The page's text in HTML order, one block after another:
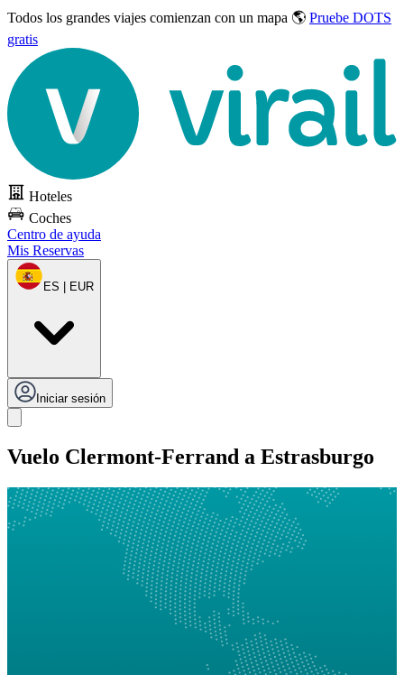
Todos los grandes viajes comienzan con un mapa 🌎 Pruebe DOTS
gratis
Hoteles
Coches
Centro de ayuda
Mis Reservas
ES | EUR
Iniciar sesión
Vuelo Clermont-Ferrand a Estrasburgo